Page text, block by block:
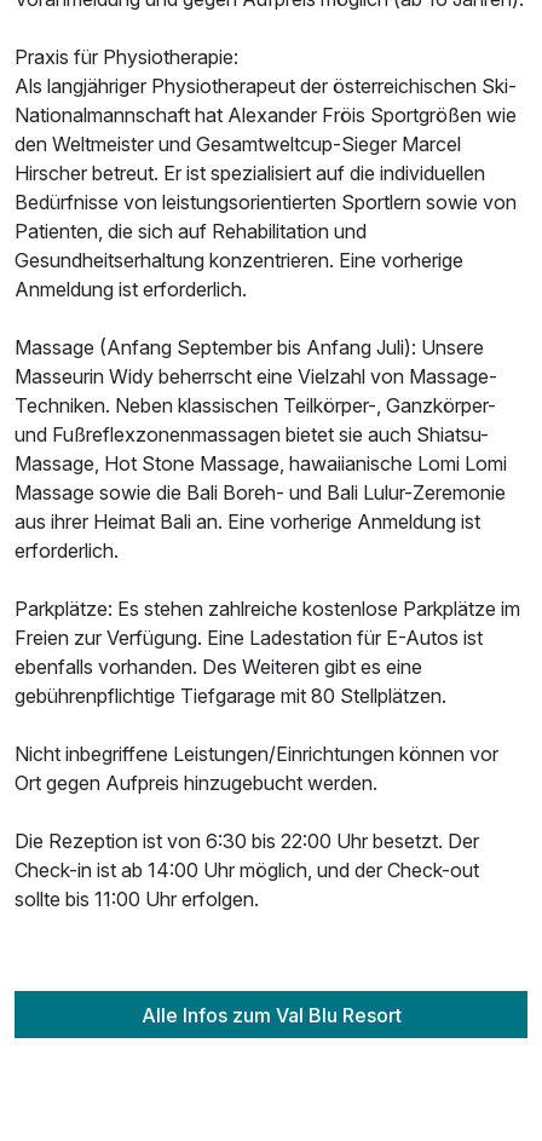
Praxis für Physiotherapie:
Als langjähriger Physiotherapeut der österreichischen Ski-
Nationalmannschaft hat Alexander Fröis Sportgrößen wie
den Weltmeister und Gesamtweltcup-Sieger Marcel
Hirscher betreut. Er ist spezialisiert auf die individuellen
Bedürfnisse von leistungsorientierten Sportlern sowie von
Patienten, die sich auf Rehabilitation und
Gesundheitserhaltung konzentrieren. Eine vorherige
Anmeldung ist erforderlich.
Massage (Anfang September bis Anfang Juli): Unsere
Masseurin Widy beherrscht eine Vielzahl von Massage-
Techniken. Neben klassischen Teilkörper-, Ganzkörper-
und Fußreflexzonenmassagen bietet sie auch Shiatsu-
Massage, Hot Stone Massage, hawaiianische Lomi Lomi
Massage sowie die Bali Boreh- und Bali Lulur-Zeremonie
aus ihrer Heimat Bali an. Eine vorherige Anmeldung ist
erforderlich.
Parkplätze: Es stehen zahlreiche kostenlose Parkplätze im
Freien zur Verfügung. Eine Ladestation für E-Autos ist
ebenfalls vorhanden. Des Weiteren gibt es eine
gebührenpflichtige Tiefgarage mit 80 Stellplätzen.
Nicht inbegriffene Leistungen/Einrichtungen können vor
Ort gegen Aufpreis hinzugebucht werden.
Die Rezeption ist von 6:30 bis 22:00 Uhr besetzt. Der
Check-in ist ab 14:00 Uhr möglich, und der Check-out
sollte bis 11:00 Uhr erfolgen.
Alle Infos zum Val Blu Resort